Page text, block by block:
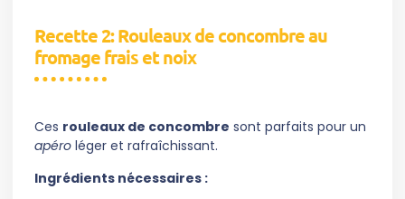
Recette 2: Rouleaux de concombre au
fromage frais et noix
Ces rouleaux de concombre sont parfaits pour un
apéro léger et rafraîchissant.
Ingrédients nécessaires :